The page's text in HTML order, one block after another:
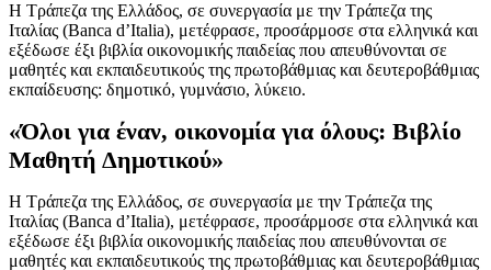
Η Τράπεζα της Ελλάδος, σε συνεργασία με την Τράπεζα της
Ιταλίας (Banca d’Italia), μετέφρασε, προσάρμοσε στα ελληνικά και
εξέδωσε έξι βιβλία οικονομικής παιδείας που απευθύνονται σε
μαθητές και εκπαιδευτικούς της πρωτοβάθμιας και δευτεροβάθμιας
εκπαίδευσης: δημοτικό, γυμνάσιο, λύκειο.
«Όλοι για έναν, οικονομία για όλους: Βιβλίο
Μαθητή Δημοτικού»
Η Τράπεζα της Ελλάδος, σε συνεργασία με την Τράπεζα της
Ιταλίας (Banca d’Italia), μετέφρασε, προσάρμοσε στα ελληνικά και
εξέδωσε έξι βιβλία οικονομικής παιδείας που απευθύνονται σε
μαθητές και εκπαιδευτικούς της πρωτοβάθμιας και δευτεροβάθμιας